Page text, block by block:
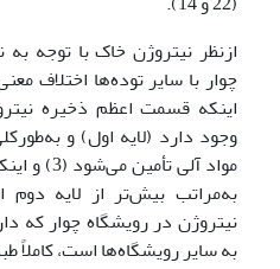
ازنظر نیتروژن خاک با توجه
چوار با سایر توده‌ها اختلاف
اینکه قسمت اعظم ذخیره
مواد آلی
به‌مراتب بیش‌تر از لایه
نیتروژن در رویشگاه چوار که
به سایر رویشگاه‌ها است، کاملاً